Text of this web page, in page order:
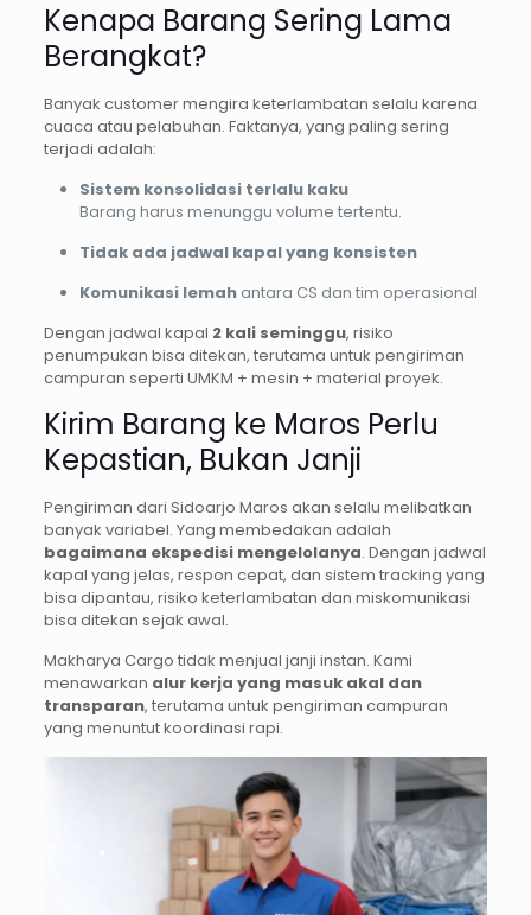
Kenapa Barang Sering Lama
Berangkat?
Banyak customer mengira keterlambatan selalu karena
cuaca atau pelabuhan. Faktanya, yang paling sering
terjadi adalah:
Sistem konsolidasi terlalu kaku
Barang harus menunggu volume tertentu.
Tidak ada jadwal kapal yang konsisten
Komunikasi lemahantara CS dan tim operasional
Dengan jadwal kapal 2 kali seminggu, risiko
penumpukan bisa ditekan, terutama untuk pengiriman
campuran seperti UMKM + mesin + material proyek.
Kirim Barang ke Maros Perlu
Kepastian, Bukan Janji
Pengiriman dari Sidoarjo Maros akan selalu melibatkan
banyak variabel. Yang membedakan adalah
bagaimana ekspedisi mengelolanya. Dengan jadwal
kapal yang jelas, respon cepat, dan sistem tracking yang
bisa dipantau, risiko keterlambatan dan miskomunikasi
bisa ditekan sejak awal.
Makharya Cargo tidak menjual janji instan. Kami
menawarkan alur kerja yang masuk akal dan
transparan, terutama untuk pengiriman campuran
yang menuntut koordinasi rapi.